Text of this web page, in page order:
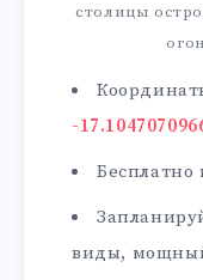
столицы
-
Бесплатно
виды,